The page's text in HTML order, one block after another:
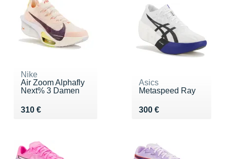
Nike
Air Zoom Alphafly
Next% 3 Damen
310 €
Vendu 310 €
Asics
Metaspeed Ray
300 €
Vendu 300 €